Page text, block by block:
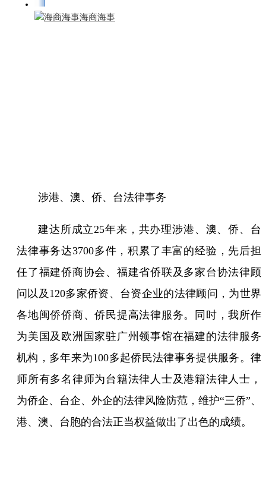
海商海事
涉港、澳、侨、台法律事务
建达所成立25年来，共办理涉港、澳、侨、台
法律事务达3700多件，积累了丰富的经验，先后担
任了福建侨商协会、福建省侨联及多家台协法律顾
问以及120多家侨资、台资企业的法律顾问，为世界
各地闽侨侨商、侨民提高法律服务。同时，我所作
为美国及欧洲国家驻广州领事馆在福建的法律服务
机构，多年来为100多起侨民法律事务提供服务。律
师所有多名律师为台籍法律人士及港籍法律人士，
为侨企、台企、外企的法律风险防范，维护“三侨”、
港、澳、台胞的合法正当权益做出了出色的成绩。